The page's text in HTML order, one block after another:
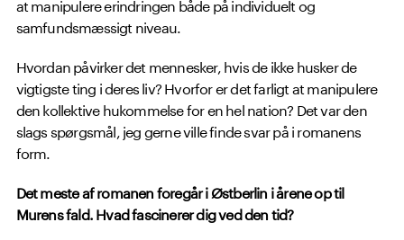
samfundsmæssigt niveau.
Hvordan påvirker det mennesker, hvis de ikke husker de
vigtigste ting i deres liv? Hvorfor er det farligt at manipulere
den kollektive hukommelse for en hel nation? Det var den
slags spørgsmål, jeg gerne ville finde svar på i romanens
form.
Det meste af romanen foregår i Østberlin i årene op til
Murens fald. Hvad fascinerer dig ved den tid?